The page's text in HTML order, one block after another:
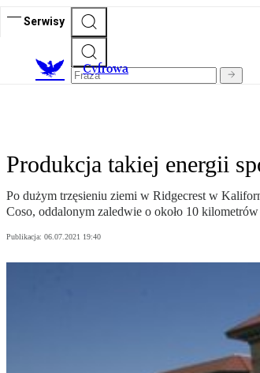
Serwisy
Cyfrowa
Produkcja takiej energii
Po dużym trzęsieniu ziemi w Ridgecrest w
Coso, oddalonym zaledwie o około 10
Publikacja: 06.07.2021 19:40